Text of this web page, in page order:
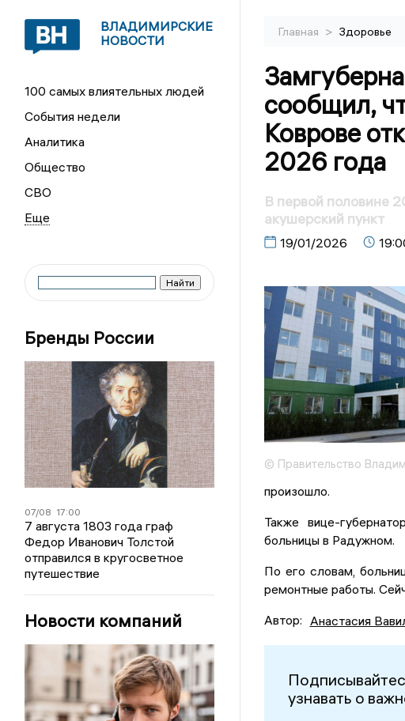
ВЛАДИМИРСКИЕ
НОВОСТИ
100 самых влиятельных людей
События недели
Аналитика
Общество
СВО
Бренды России
07/08 17:00
7 августа 1803 года граф
Федор Иванович Толстой
отправился в кругосветное
путешествие
Новости компаний
Главная > Здоровье
сообщил,
Коврове
2026 года
В первой половине
акушерский пункт
19/01/2026
© Правительство
произошло.
Также вице-
больницы в Радужном.
По его словам,
ремонтные работы.
Автор: Анастасия
узнавать о